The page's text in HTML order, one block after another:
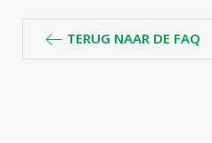
TERUG NAAR DE FAQ